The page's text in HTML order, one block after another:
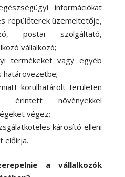
információkat
repülőterek üzemeltetője,
postai szolgáltató,
vállalkozó;
termékeket vagy egyéb
határövezetbe;
körülhatárolt területen
érintett növényekkel
végez;
károsító elleni
előírja.
a vállalkozók